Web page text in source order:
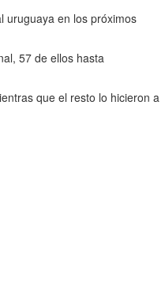
uruguaya en los próximos
57 de ellos hasta
que el resto lo hicieron a